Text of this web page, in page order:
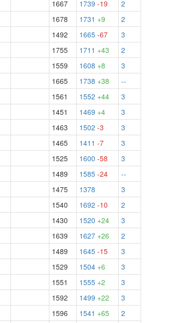
1667 1739 -19
2
1678 1731 +9
2
1492 1665 -67
3
1755 1711 +43
2
1559 1608 +8
3
1665 1738 +38
--
1561 1552 +44
3
1451 1469 +4
3
1463 1502 -3
3
1465 1411 -7
3
1525 1600 -58
3
1489 1585 -24
--
1475 1378
3
1540 1692 -10
2
1430 1520 +24
3
1639 1627 +26
2
1489 1645 -15
3
1529 1504 +6
3
1551 1555 +2
3
1592 1499 +22
3
1596 1541 +65
2